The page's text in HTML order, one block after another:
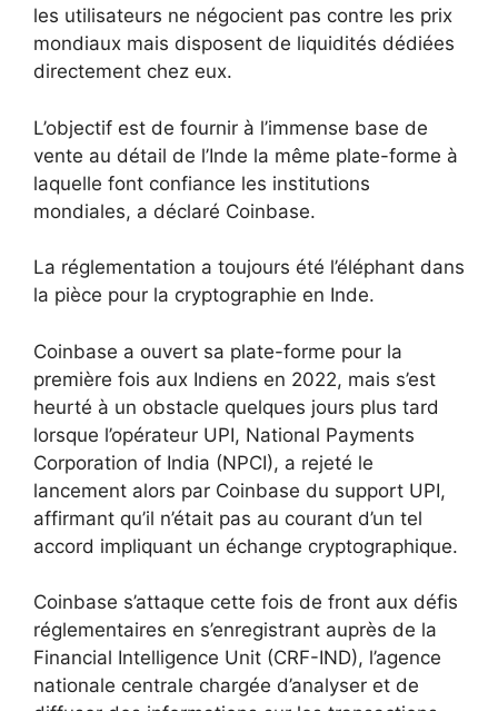
les utilisateurs ne négocient pas contre les prix
mondiaux mais disposent de liquidités dédiées
directement chez eux.
L’objectif est de fournir à l’immense base de
vente au détail de l’Inde la même plate-forme à
laquelle font confiance les institutions
mondiales, a déclaré Coinbase.
La réglementation a toujours été l’éléphant dans
la pièce pour la cryptographie en Inde.
Coinbase a ouvert sa plate-forme pour la
première fois aux Indiens en 2022, mais s’est
heurté à un obstacle quelques jours plus tard
lorsque l’opérateur UPI, National Payments
Corporation of India (NPCI), a rejeté le
lancement alors par Coinbase du support UPI,
affirmant qu’il n’était pas au courant d’un tel
accord impliquant un échange cryptographique.
Coinbase s’attaque cette fois de front aux défis
réglementaires en s’enregistrant auprès de la
Financial Intelligence Unit (CRF-IND), l’agence
nationale centrale chargée d’analyser et de